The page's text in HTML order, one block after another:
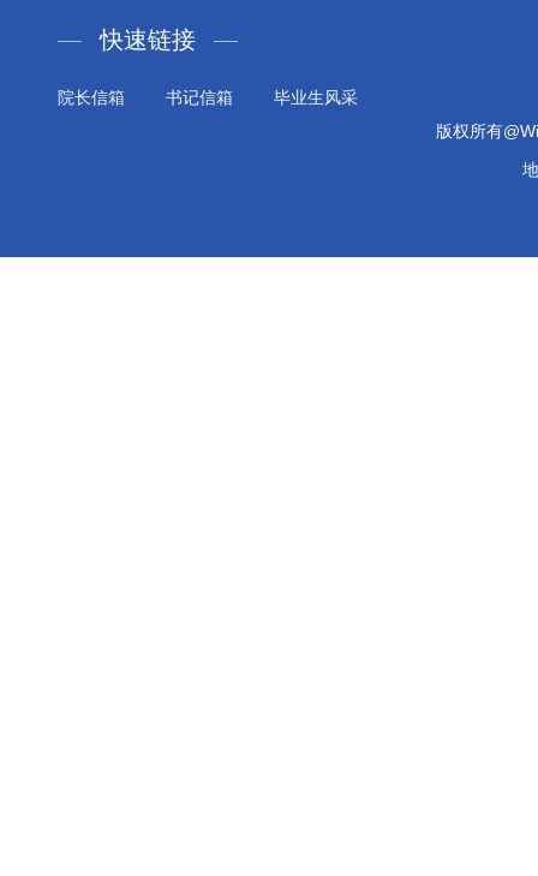
快速链接
院长信箱 书记信箱
毕业生风采
版权所有